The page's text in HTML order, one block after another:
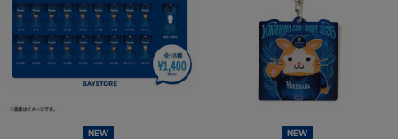
NEW NEW